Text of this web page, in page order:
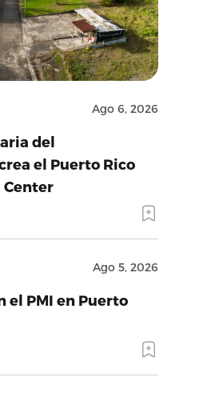
Ago 6, 2026
del
el Puerto Rico
Center
Ago 5, 2026
el PMI en Puerto